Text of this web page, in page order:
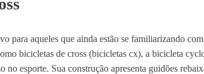
para aqueles que ainda estão se familiarizando
bicicletas de cross (bicicletas cx), a bicicleta
no esporte. Sua construção apresenta guidões